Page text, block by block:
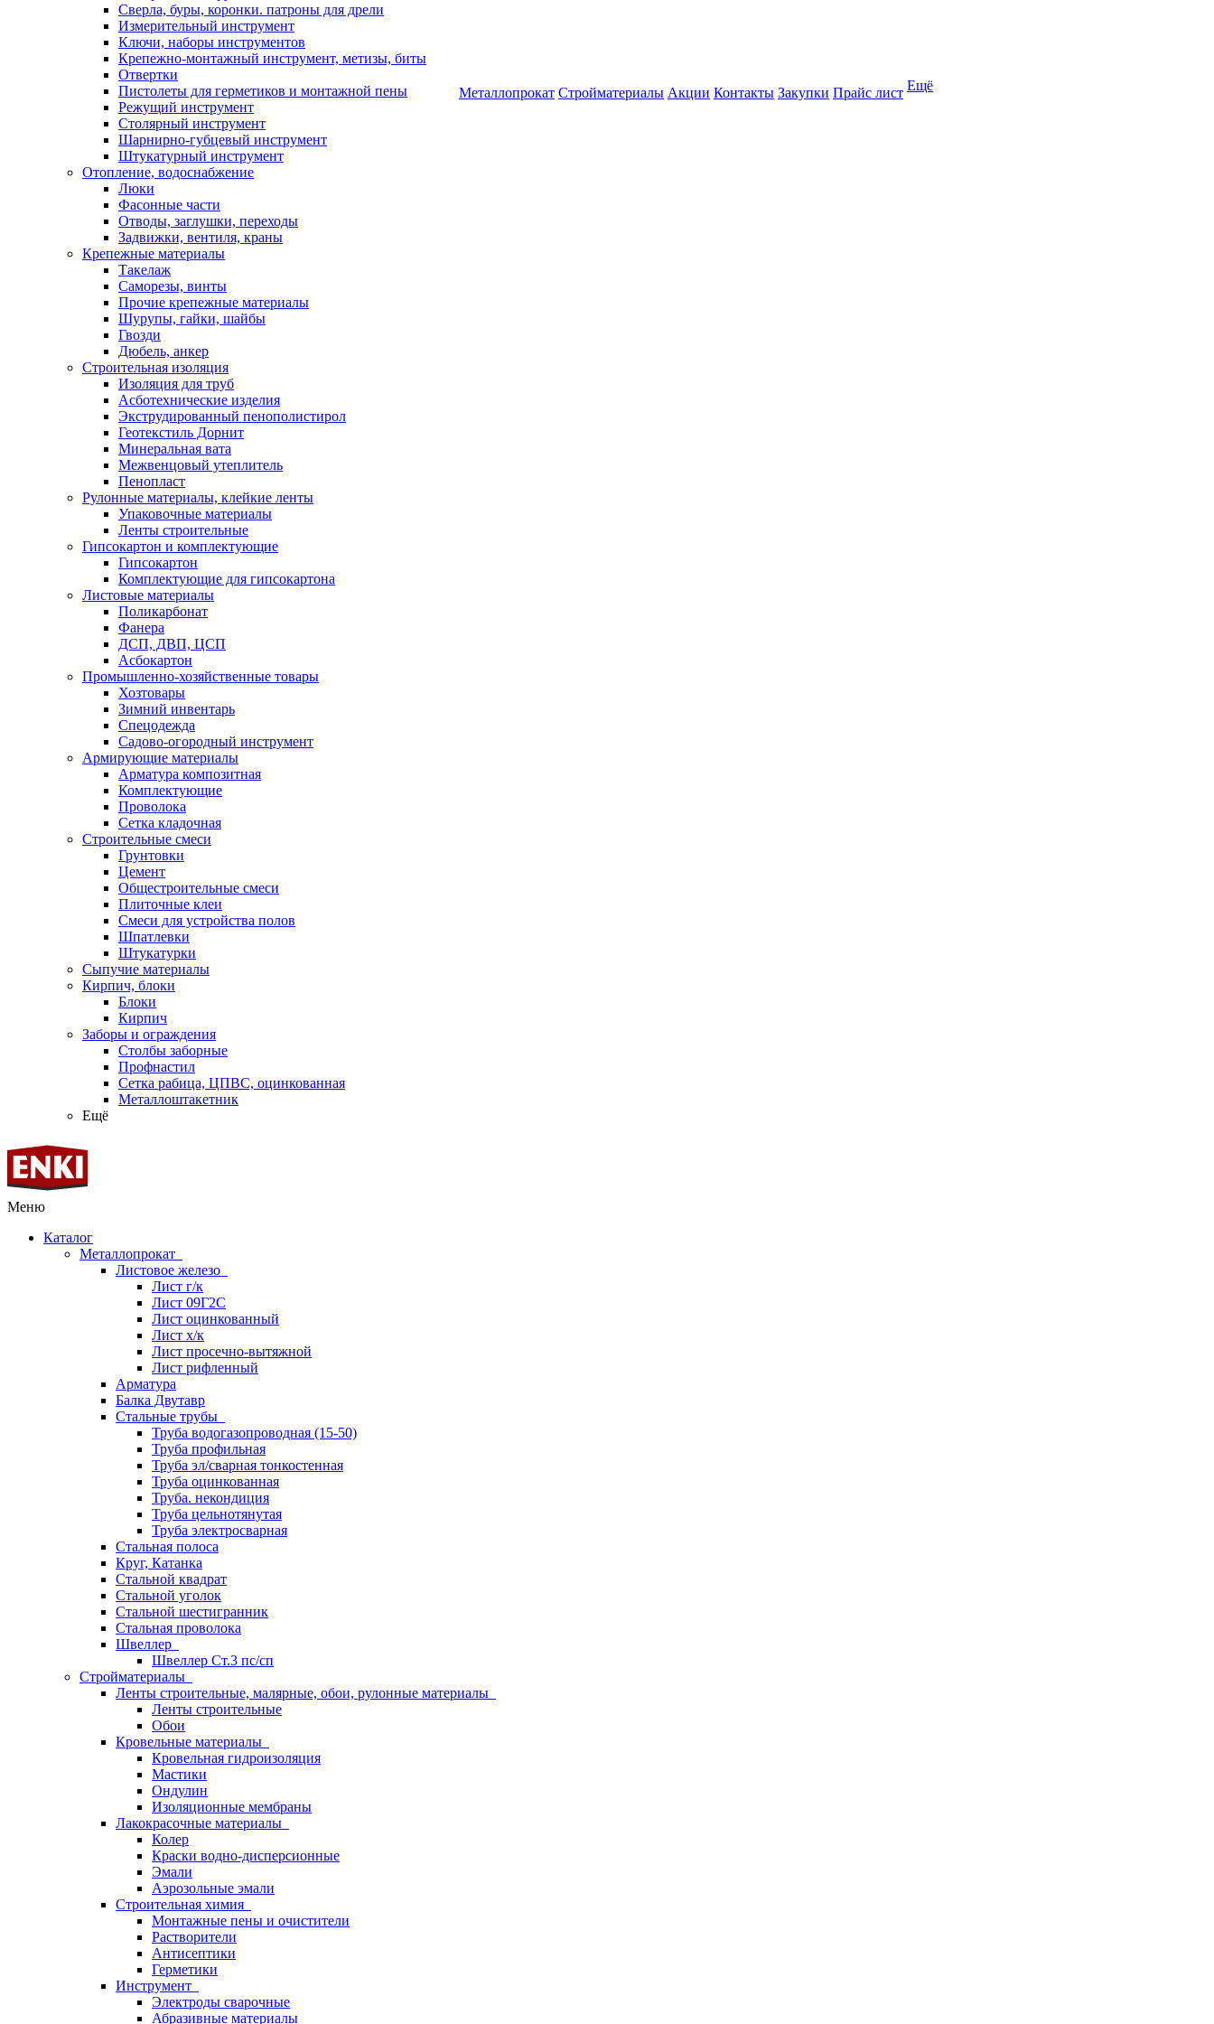
Сверла, буры, коронки. патроны для дрели
Измерительный инструмент
Ключи, наборы инструментов
Крепежно-монтажный инструмент, метизы, биты
Отвертки
Пистолеты для герметиков и монтажной пены
Режущий инструмент
Столярный инструмент
Шарнирно-губцевый инструмент
Штукатурный инструмент
Отопление, водоснабжение
Люки
Фасонные части
Отводы, заглушки, переходы
Задвижки, вентиля, краны
Крепежные материалы
Такелаж
Саморезы, винты
Прочие крепежные материалы
Шурупы, гайки, шайбы
Гвозди
Дюбель, анкер
Строительная изоляция
Изоляция для труб
Асботехнические изделия
Экструдированный пенополистирол
Геотекстиль Дорнит
Минеральная вата
Межвенцовый утеплитель
Пенопласт
Рулонные материалы, клейкие ленты
Упаковочные материалы
Ленты строительные
Гипсокартон и комплектующие
Гипсокартон
Комплектующие для гипсокартона
Листовые материалы
Поликарбонат
Фанера
ДСП, ДВП, ЦСП
Асбокартон
Промышленно-хозяйственные товары
Хозтовары
Зимний инвентарь
Спецодежда
Садово-огородный инструмент
Армирующие материалы
Арматура композитная
Комплектующие
Проволока
Сетка кладочная
Строительные смеси
Грунтовки
Цемент
Общестроительные смеси
Плиточные клеи
Смеси для устройства полов
Шпатлевки
Штукатурки
Сыпучие материалы
Кирпич, блоки
Блоки
Кирпич
Заборы и ограждения
Столбы заборные
Профнастил
Сетка рабица, ЦПВС, оцинкованная
Металлоштакетник
Ещё
Металлопрокат Стройматериалы Акции Контакты Закупки Прайс лист Ещё
Меню
Каталог
Металлопрокат
Листовое железо
Лист г/к
Лист 09Г2С
Лист оцинкованный
Лист х/к
Лист просечно-вытяжной
Лист рифленный
Арматура
Балка Двутавр
Стальные трубы
Труба водогазопроводная (15-50)
Труба профильная
Труба эл/сварная тонкостенная
Труба оцинкованная
Труба. некондиция
Труба цельнотянутая
Труба электросварная
Стальная полоса
Круг, Катанка
Стальной квадрат
Стальной уголок
Стальной шестигранник
Стальная проволока
Швеллер
Швеллер Ст.3 пс/сп
Стройматериалы
Ленты строительные, малярные, обои, рулонные материалы
Ленты строительные
Обои
Кровельные материалы
Кровельная гидроизоляция
Мастики
Ондулин
Изоляционные мембраны
Лакокрасочные материалы
Колер
Краски водно-дисперсионные
Эмали
Аэрозольные эмали
Строительная химия
Монтажные пены и очистители
Растворители
Антисептики
Герметики
Инструмент
Электроды сварочные
Абразивные материалы